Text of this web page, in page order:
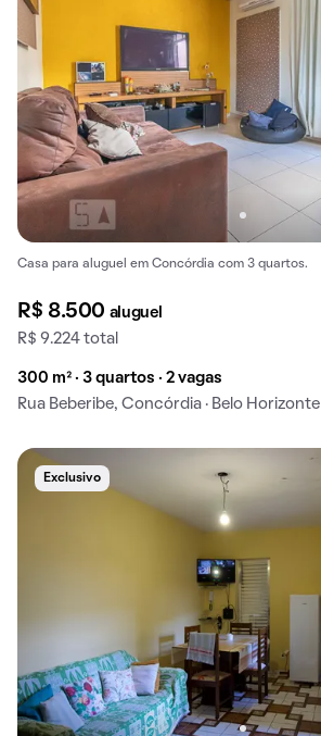
Casa para aluguel em Concórdia com 3 quartos.
R$ 8.500 aluguel
R$ 9.224 total
300 m² · 3 quartos · 2 vagas
Rua Beberibe, Concórdia · Belo Horizonte
Exclusivo